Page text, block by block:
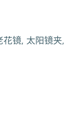
镜, 太阳镜夹,